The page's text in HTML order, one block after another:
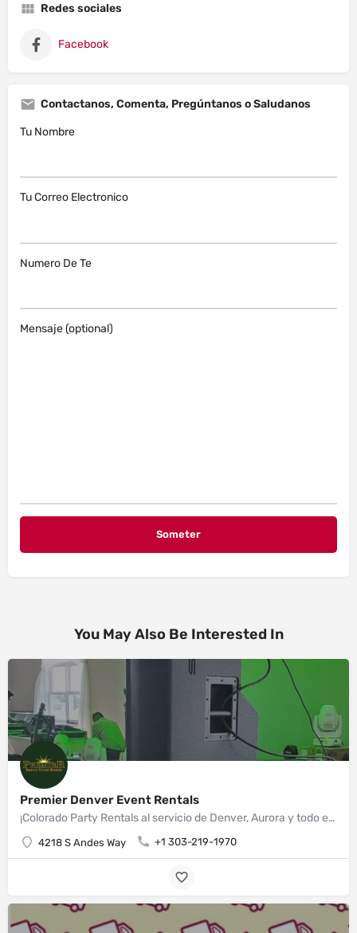
Redes sociales
Facebook
Contactanos, Comenta, Pregúntanos o Saludanos
Tu Nombre
Tu Correo Electronico
Numero De Te
Mensaje (optional)
You May Also Be Interested In
Premier Denver Event Rentals
¡Colorado Party Rentals al servicio de Denver, Aurora y todo el estado!
4218 S Andes Way +1 303-219-1970